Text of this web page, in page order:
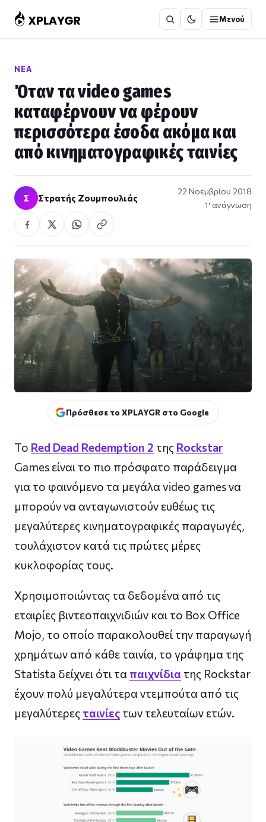
στο
περιεχόμενο
Μενού
ΝΈΑ
Όταν τα video games
καταφέρνουν να φέρουν
περισσότερα έσοδα ακόμα και
από κινηματογραφικές ταινίες
Σ Στρατής Ζουμπουλιάς
22 Νοεμβρίου 2018
1′ ανάγνωση
Πρόσθεσε το XPLAYGR στο Google
To Red Dead Redemption 2 της Rockstar
Games είναι το πιο πρόσφατο παράδειγμα
για το φαινόμενο τα μεγάλα video games να
μπορούν να ανταγωνιστούν ευθέως τις
μεγαλύτερες κινηματογραφικές παραγωγές,
τουλάχιστον κατά τις πρώτες μέρες
κυκλοφορίας τους.
Χρησιμοποιώντας τα δεδομένα από τις
εταιρίες βιντεοπαιχνιδιών και το Box Office
Mojo, το οποίο παρακολουθεί την παραγωγή
χρημάτων από κάθε ταινία, το γράφημα της
Statista δείχνει ότι τα παιχνίδια της Rockstar
έχουν πολύ μεγαλύτερα ντεμπούτα από τις
μεγαλύτερες ταινίες των τελευταίων ετών.